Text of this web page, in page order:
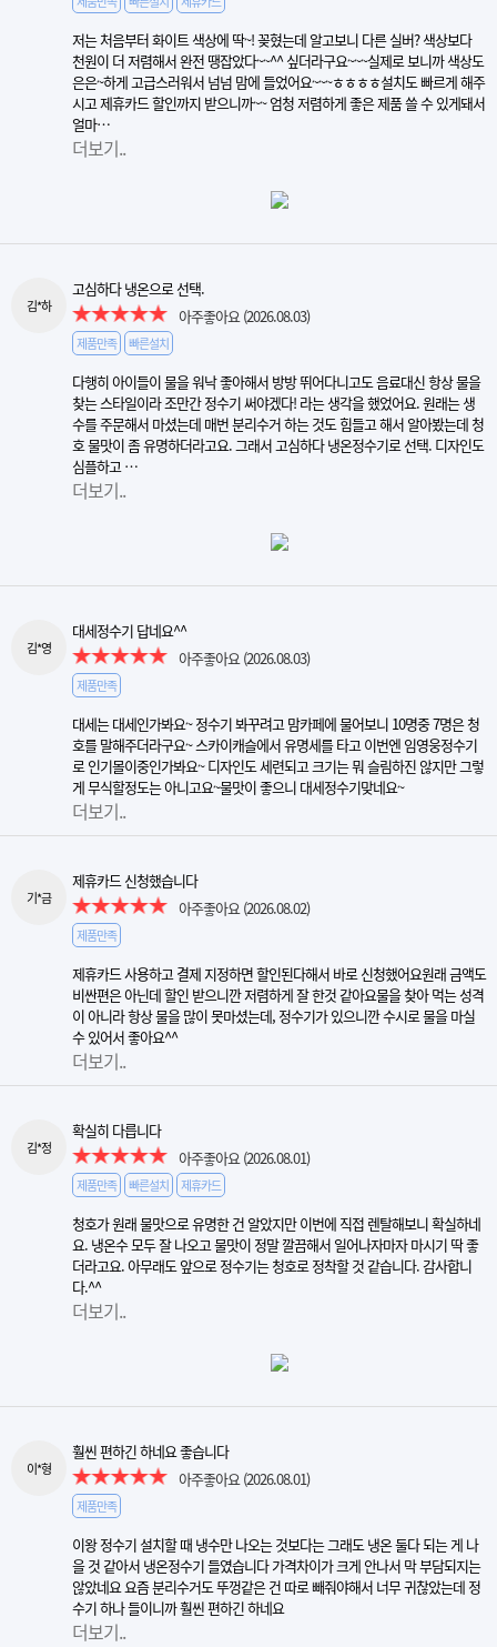
저는 처음부터 화이트 색상에 딱~! 꽂혔는데 알고보니 다른 실버? 색상보다
천원이 더 저렴해서 완전 땡잡았다~~^^ 싶더라구요~~~실제로 보니까 색상도
은은~하게 고급스러워서 넘넘 맘에 들었어요~~~ㅎㅎㅎㅎ설치도 빠르게 해주
시고 제휴카드 할인까지 받으니까~~ 엄청 저렴하게 좋은 제품 쓸 수 있게돼서
얼마…
더보기..
김*하
고심하다 냉온으로 선택.
아주좋아요(2026.08.03)
제품만족 빠른설치
다행히 아이들이 물을 워낙 좋아해서 방방 뛰어다니고도 음료대신 항상 물을
찾는 스타일이라 조만간 정수기 써야겠다! 라는 생각을 했었어요. 원래는 생
수를 주문해서 마셨는데 매번 분리수거 하는 것도 힘들고 해서 알아봤는데 청
호 물맛이 좀 유명하더라고요. 그래서 고심하다 냉온정수기로 선택. 디자인도
심플하고 …
더보기..
김*영
대세정수기 답네요^^
아주좋아요(2026.08.03)
제품만족
대세는 대세인가봐요~ 정수기 봐꾸려고 맘카페에 물어보니 10명중 7명은 청
호를 말해주더라구요~ 스카이캐슬에서 유명세를 타고 이번엔 임영웅정수기
로 인기몰이중인가봐요~ 디자인도 세련되고 크기는 뭐 슬림하진 않지만 그렇
게 무식할정도는 아니고요~물맛이 좋으니 대세정수기맞네요~
더보기..
기*금
제휴카드 신청했습니다
아주좋아요(2026.08.02)
제품만족
제휴카드 사용하고 결제 지정하면 할인된다해서 바로 신청했어요원래 금액도
비싼편은 아닌데 할인 받으니깐 저렴하게 잘 한것 같아요물을 찾아 먹는 성격
이 아니라 항상 물을 많이 못마셨는데, 정수기가 있으니깐 수시로 물을 마실
수 있어서 좋아요^^
더보기..
김*정
확실히 다릅니다
아주좋아요(2026.08.01)
제품만족 빠른설치 제휴카드
청호가 원래 물맛으로 유명한 건 알았지만 이번에 직접 렌탈해보니 확실하네
요. 냉온수 모두 잘 나오고 물맛이 정말 깔끔해서 일어나자마자 마시기 딱 좋
더라고요. 아무래도 앞으로 정수기는 청호로 정착할 것 같습니다. 감사합니
다.^^
더보기..
이*형
훨씬 편하긴 하네요 좋습니다
아주좋아요(2026.08.01)
제품만족
이왕 정수기 설치할 때 냉수만 나오는 것보다는 그래도 냉온 둘다 되는 게 나
을 것 같아서 냉온정수기 들였습니다 가격차이가 크게 안나서 막 부담되지는
않았네요 요즘 분리수거도 뚜껑같은 건 따로 빼줘야해서 너무 귀찮았는데 정
수기 하나 들이니까 훨씬 편하긴 하네요
더보기..